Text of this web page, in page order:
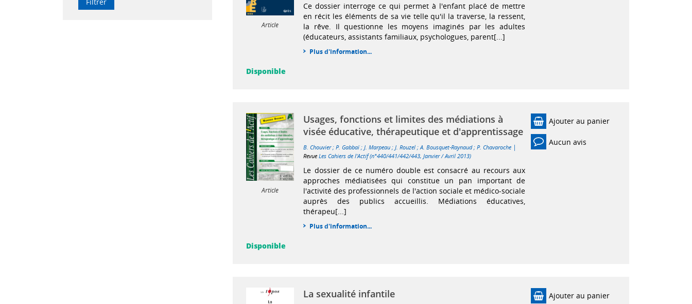
Article
Ce dossier interroge ce qui permet à l'enfant placé de mettre
en récit les éléments de sa vie telle qu'il la traverse, la ressent,
la rêve. Il questionne les moyens imaginés par les adultes
(éducateurs, assistants familiaux, psychologues, parent[...]
Plus d'information...
Disponible
Article
Usages, fonctions et limites des médiations à
visée éducative, thérapeutique et d'apprentissage
B. Chouvier;P. Gabbaï;J. Marpeau ;J. Rouzel ;A. Bousquet-Raynaud;P. Chavaroche |
RevueLes Cahiers de l'Actif (n°440/441/442/443, Janvier / Avril 2013)
Le dossier de ce numéro double est consacré au recours aux
approches médiatisées qui constitue un pan important de
l'activité des professionnels de l'action sociale et médico-sociale
auprès des publics accueillis. Médiations éducatives,
thérapeu[...]
Plus d'information...
Ajouter au panier
Aucun avis
Disponible
La sexualité infantile Ajouter au panier